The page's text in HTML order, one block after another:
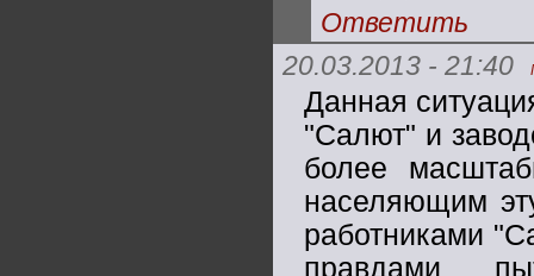
Ответить
20.03.2013 - 21:40
Данная
"Салют" и
более
населяющим
работниками
правдами